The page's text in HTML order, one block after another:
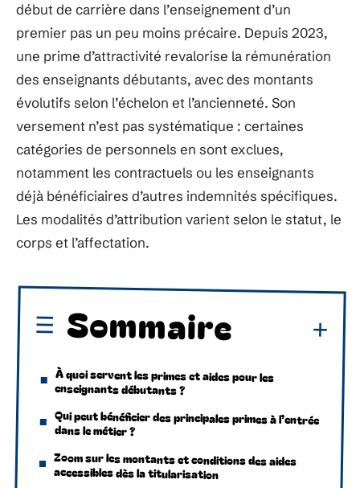
début de carrière dans l’enseignement d’un
premier pas un peu moins précaire. Depuis 2023,
une prime d’attractivité revalorise la rémunération
des enseignants débutants, avec des montants
évolutifs selon l’échelon et l’ancienneté. Son
versement n’est pas systématique : certaines
catégories de personnels en sont exclues,
notamment les contractuels ou les enseignants
déjà bénéficiaires d’autres indemnités spécifiques.
Les modalités d’attribution varient selon le statut, le
corps et l’affectation.
Sommaire
À quoi servent les primes et aides pour les
enseignants débutants ?
Qui peut bénéficier des principales primes à l’entrée
dans le métier ?
Zoom sur les montants et conditions des aides
accessibles dès la titularisation